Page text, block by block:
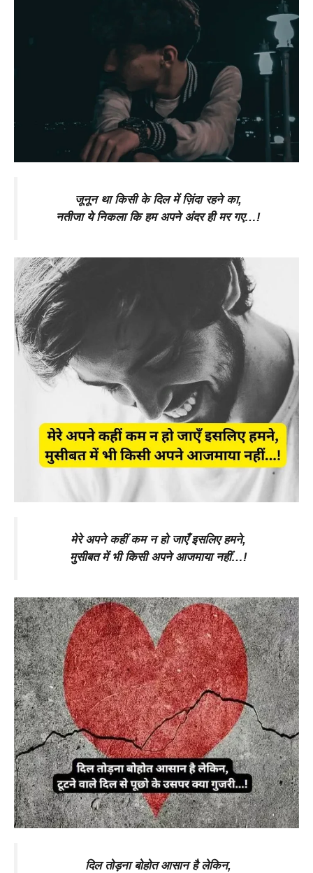
जूनून था किसी के दिल में ज़िंदा रहने का,
नतीजा ये निकला कि हम अपने अंदर ही मर गए…!
मेरे अपने कहीं कम न हो जाएँ इसलिए हमने,
मुसीबत में भी किसी अपने आजमाया नहीं…!
दिल तोड़ना बोहोत आसान है लेकिन,